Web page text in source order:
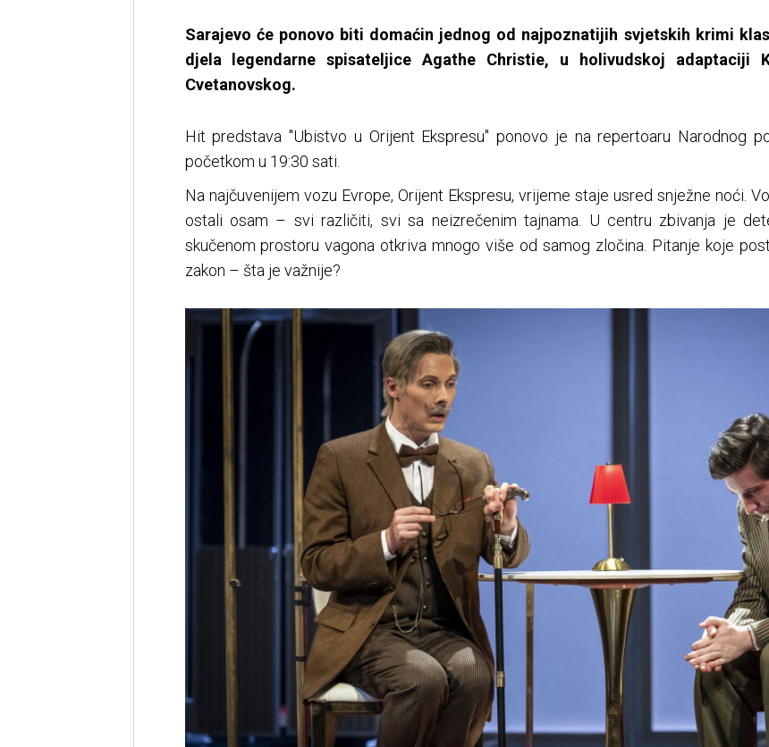
Sarajevo će ponovo biti domaćin jednog od najpoznatijih svjetskih krimi
djela legendarne spisateljice Agathe Christie, u holivudskoj adaptaciji
Cvetanovskog.
Hit predstava "Ubistvo u Orijent Ekspresu" ponovo je na repertoaru Narodnog
početkom u 19:30 sati.
Na najčuvenijem vozu Evrope, Orijent Ekspresu, vrijeme staje usred snježne noći.
ostali osam – svi različiti, svi sa neizrečenim tajnama. U centru zbivanja je
skučenom prostoru vagona otkriva mnogo više od samog zločina. Pitanje koje
zakon – šta je važnije?